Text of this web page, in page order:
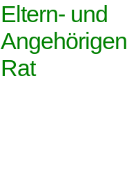
Eltern- und
Angehörigen
Rat